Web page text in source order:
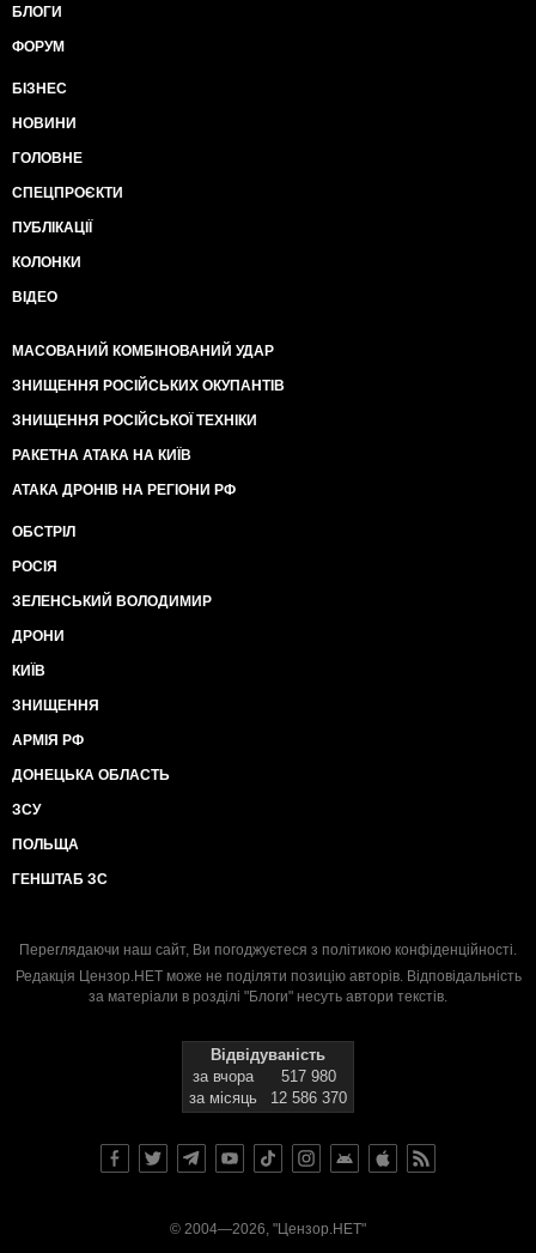
БЛОГИ
ФОРУМ
БІЗНЕС
НОВИНИ
ГОЛОВНЕ
СПЕЦПРОЄКТИ
ПУБЛІКАЦІЇ
КОЛОНКИ
ВІДЕО
МАСОВАНИЙ КОМБІНОВАНИЙ УДАР
ЗНИЩЕННЯ РОСІЙСЬКИХ ОКУПАНТІВ
ЗНИЩЕННЯ РОСІЙСЬКОЇ ТЕХНІКИ
РАКЕТНА АТАКА НА КИЇВ
АТАКА ДРОНІВ НА РЕГІОНИ РФ
ОБСТРІЛ
РОСІЯ
ЗЕЛЕНСЬКИЙ ВОЛОДИМИР
ДРОНИ
КИЇВ
ЗНИЩЕННЯ
АРМІЯ РФ
ДОНЕЦЬКА ОБЛАСТЬ
ЗСУ
ПОЛЬЩА
ГЕНШТАБ ЗС
Переглядаючи наш сайт, Ви погоджуєтеся з політикою конфіденційності.
Редакція Цензор.НЕТ може не поділяти позицію авторів. Відповідальність
за матеріали в розділі "Блоги" несуть автори текстів.
Відвідуваність
за вчора
517 980
за місяць
12 586 370
© 2004—2026, "Цензор.НЕТ"